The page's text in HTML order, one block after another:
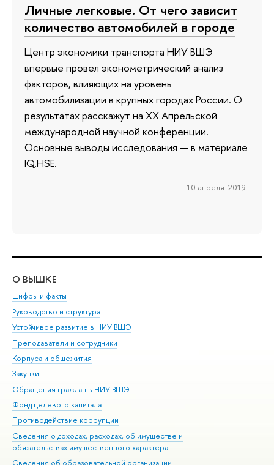
Личные легковые. От чего зависит
количество автомобилей в городе
Центр экономики транспорта НИУ ВШЭ
впервые провел эконометрический анализ
факторов, влияющих на уровень
автомобилизации в крупных городах России. О
результатах расскажут на XX Апрельской
международной научной конференции.
Основные выводы исследования — в материале
IQ.HSE.
10 апреля 2019
О ВЫШКЕ
Цифры и факты
Руководство и структура
Устойчивое развитие в НИУ ВШЭ
Преподаватели и сотрудники
Корпуса и общежития
Закупки
Обращения граждан в НИУ ВШЭ
Фонд целевого капитала
Противодействие коррупции
Сведения о доходах, расходах, об имуществе и
обязательствах имущественного характера